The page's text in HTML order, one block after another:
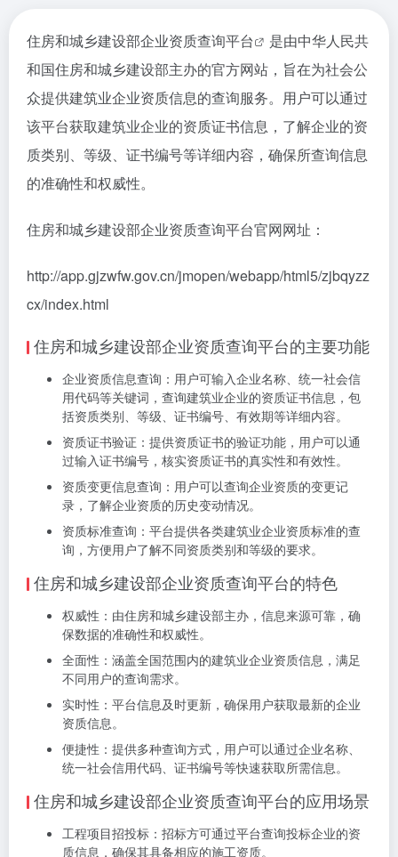
住房和城乡建设部企业资质查询平台
是由中华人民共
和国住房和城乡建设部主办的官方网站，旨在为社会公
众提供建筑业企业资质信息的查询服务。用户可以通过
该平台获取建筑业企业的资质证书信息，了解企业的资
质类别、等级、证书编号等详细内容，确保所查询信息
的准确性和权威性。
住房和城乡建设部企业资质查询平台官网网址：
http://app.gjzwfw.gov.cn/jmopen/webapp/html5/zjbqyzz
cx/index.html
住房和城乡建设部企业资质查询平台的主要功能
企业资质信息查询：用户可输入企业名称、统一社会信
用代码等关键词，查询建筑业企业的资质证书信息，包
括资质类别、等级、证书编号、有效期等详细内容。
资质证书验证：提供资质证书的验证功能，用户可以通
过输入证书编号，核实资质证书的真实性和有效性。
资质变更信息查询：用户可以查询企业资质的变更记
录，了解企业资质的历史变动情况。
资质标准查询：平台提供各类建筑业企业资质标准的查
询，方便用户了解不同资质类别和等级的要求。
住房和城乡建设部企业资质查询平台的特色
权威性：由住房和城乡建设部主办，信息来源可靠，确
保数据的准确性和权威性。
全面性：涵盖全国范围内的建筑业企业资质信息，满足
不同用户的查询需求。
实时性：平台信息及时更新，确保用户获取最新的企业
资质信息。
便捷性：提供多种查询方式，用户可以通过企业名称、
统一社会信用代码、证书编号等快速获取所需信息。
住房和城乡建设部企业资质查询平台的应用场景
工程项目招投标：招标方可通过平台查询投标企业的资
质信息，确保其具备相应的施工资质。